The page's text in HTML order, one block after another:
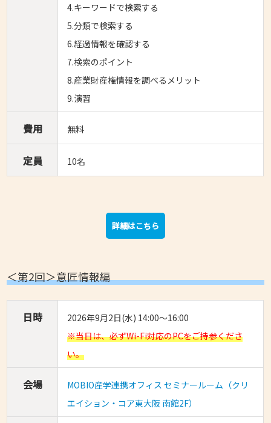
4.キーワードで検索する
5.分類で検索する
6.経過情報を確認する
7.検索のポイント
8.産業財産権情報を調べるメリット
9.演習
費用 無料
定員 10名
詳細はこちら
＜第2回＞意匠情報編
日時
2026年9月2日(水) 14:00～16:00
※当日は、必ずWi-Fi対応のPCをご持参くださ
い。
会場
MOBIO産学連携オフィス セミナールーム（クリ
エイション・コア東大阪 南館2F）